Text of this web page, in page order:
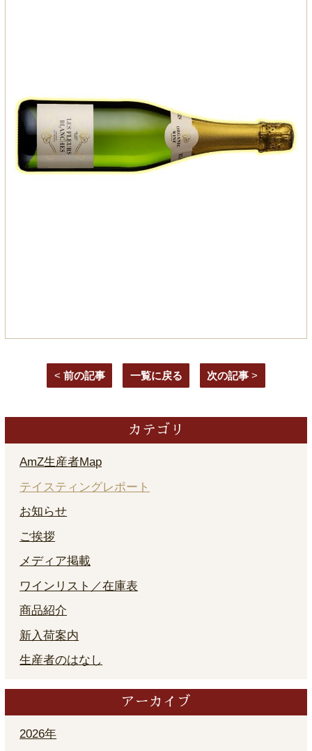
< 前の記事 一覧に戻る 次の記事 >
カテゴリ
AmZ生産者Map
テイスティングレポート
お知らせ
ご挨拶
メディア掲載
ワインリスト／在庫表
商品紹介
新入荷案内
生産者のはなし
アーカイブ
2026年